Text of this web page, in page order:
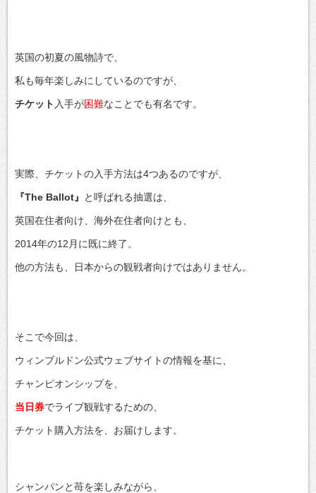
英国の初夏の風物詩で、
私も毎年楽しみにしているのですが、
チケット 入手が困難なことでも有名です。
実際、チケットの入手方法は4つあるのですが、
『The Ballot』 と呼ばれる抽選は、
英国在住者向け、海外在住者向けとも、
2014年の12月に既に終了。
他の方法も、日本からの観戦者向けではありません。
そこで今回は、
ウィンブルドン公式ウェブサイトの情報を基に、
チャンピオンシップを、
当日券でライブ観戦するための、
チケット購入方法を、お届けします。
シャンパンと苺を楽しみながら、